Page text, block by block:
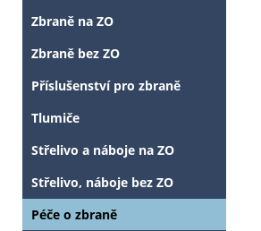
Zbraně na ZO
Zbraně bez ZO
Příslušenství pro zbraně
Tlumiče
Střelivo a náboje na ZO
Střelivo, náboje bez ZO
Péče o zbraně